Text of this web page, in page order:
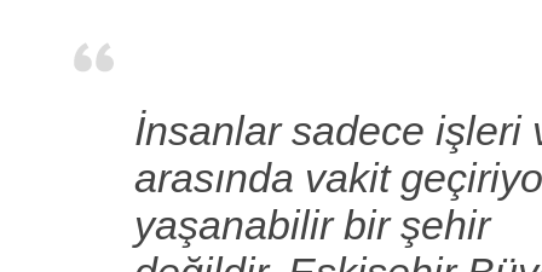
İnsanlar sadece işleri
arasında vakit
yaşanabilir bir şehir